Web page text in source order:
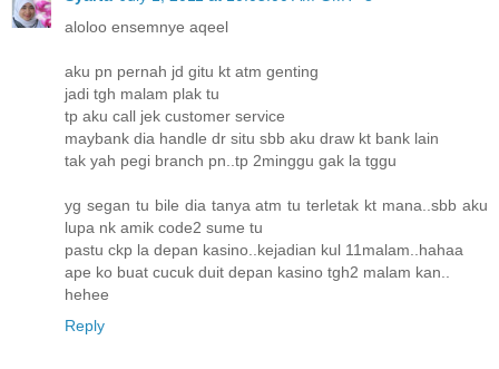
aloloo ensemnye aqeel
aku pn pernah jd gitu kt atm genting
jadi tgh malam plak tu
tp aku call jek customer service
maybank dia handle dr situ sbb aku draw kt bank lain
tak yah pegi branch pn..tp 2minggu gak la tggu
yg segan tu bile dia tanya atm tu terletak kt mana..sbb aku
lupa nk amik code2 sume tu
pastu ckp la depan kasino..kejadian kul 11malam..hahaa
ape ko buat cucuk duit depan kasino tgh2 malam kan..
hehee
Reply